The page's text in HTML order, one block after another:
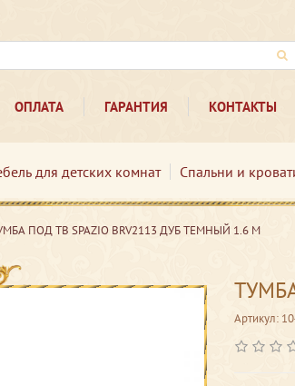
ОПЛАТА ГАРАНТИЯ КОНТАКТЫ
для детских комнат Спальни и
ПОД ТВ SPAZIO BRV2113 ДУБ ТЕМНЫЙ 1.6 М
Артикул: